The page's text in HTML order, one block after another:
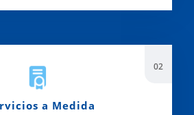
a Medida